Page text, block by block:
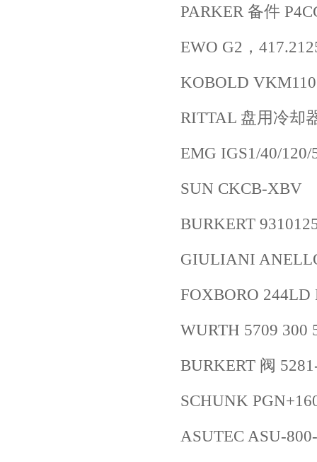
PARKER 备件
EWO G2，
KOBOLD
RITTAL 盘用冷却
EMG IGS1/40/120/
SUN CKCB-XBV
BURKERT
GIULIANI
FOXBORO
WURTH 5709 300
BURKERT 阀
SCHUNK
ASUTEC ASU-